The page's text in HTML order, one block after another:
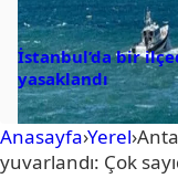
İstanbul’da bir
yasaklandı
Anasayfa›Yerel›
yuvarlandı: Çok